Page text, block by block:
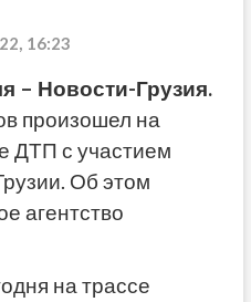
16:23
– Новости-Грузия.
произошел на
ДТП с участием
Об этом
агентство
на трассе